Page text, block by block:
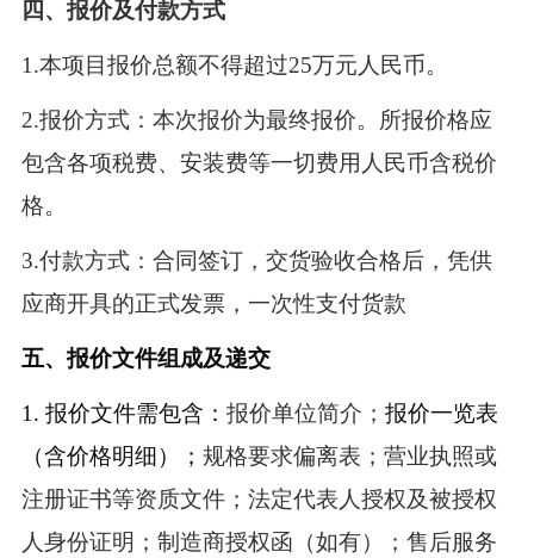
四、报价及付款方式
1.本项目报价总额不得超过25万元人民币。
2.报价方式：本次报价为最终报价。所报价格应
包含各项税费、安装费等一切费用人民币含税价
格。
3.付款方式：合同签订，交货验收合格后，凭供
应商开具的正式发票，一次性支付货款
五、报价文件组成及递交
1. 报价文件需包含： 报价单位简介； 报价一览表
（含价格明细）； 规格要求偏离表；营业执照或
注册证书等资质文件；法定代表人授权及被授权
人身份证明；制造商授权函（如有）；售后服务